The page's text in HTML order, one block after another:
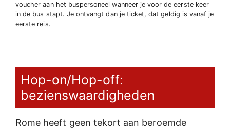
voucher aan het buspersoneel wanneer je voor de eerste keer
in de bus stapt. Je ontvangt dan je ticket, dat geldig is vanaf je
eerste reis.
Hop-on/Hop-off:
bezienswaardigheden
Rome heeft geen tekort aan beroemde